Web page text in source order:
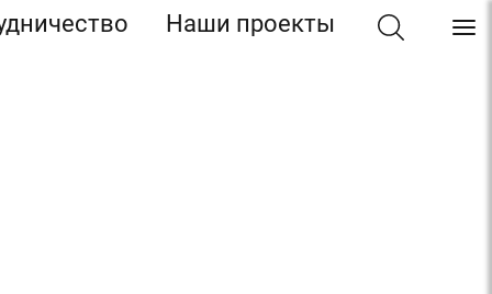
Наши проекты